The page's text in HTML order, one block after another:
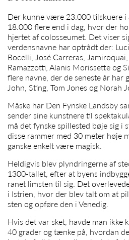
Der kunne være 23.000 tilskuere i
18.000 flere end i dag, hvor der
hjertet af colosseumet. Det viser
verdensnavne har optrådt der:
Bocelli, José Carreras,
Ramazzotti, Alanis Morissette og
flere navne, der de seneste år har
John, Sting, Tom Jones og Norah
Måske har Den Fynske Landsby
sender sine kunstnere til
må det fynske spillested bøje sig i
disse rammer med 30 meter høje
ganske enkelt være magisk.
Heldigvis blev plyndringerne af
1300-tallet, efter at byens
ranet limsten til sig. Det
i Istrien, hvor der blev talt om at
sten og opføre den i Venedig.
Hvis det var sket, havde man ikke
40 grader og tænke på, hvordan